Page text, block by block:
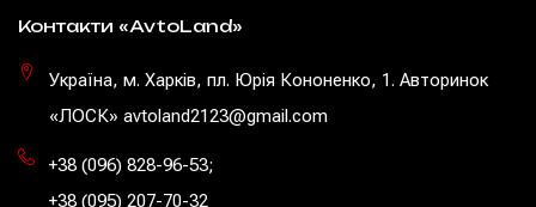
Контакти «AvtoLand»
Україна, м. Харків, пл. Юрія Кононенко, 1. Авторинок
«ЛОСК» avtoland2123@gmail.com
+38 (096) 828-96-53;
+38 (095) 207-70-32